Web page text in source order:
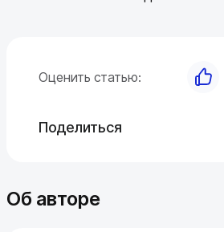
Оценить статью:
Поделиться
Об авторе